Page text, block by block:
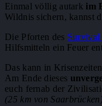
Einmal völlig autark im
Wildnis sichern, kannst
Die Pforten des Survival
Hilfsmitteln ein Feuer
Das kann in
Am Ende dieses
euch fernab der
(25 km von